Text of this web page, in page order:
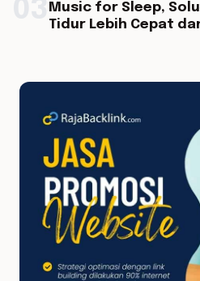
Music for Sleep,
Tidur Lebih Cepat